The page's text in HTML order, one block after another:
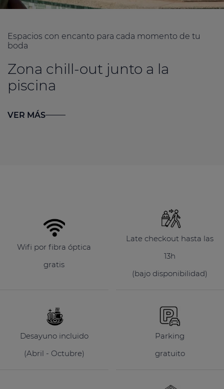
Espacios con encanto para cada momento de tu
boda
Zona chill-out junto a la
piscina
VER MÁS
Wifi por fibra óptica
gratis
Late checkout hasta las
13h
(bajo disponibilidad)
Desayuno incluido
(Abril - Octubre)
Parking
gratuito